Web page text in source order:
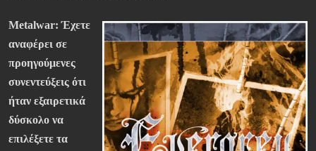
Metalwar: Έχετε
αναφέρει σε
προηγούμενες
συνεντεύξεις ότι
ήταν εξαιρετικά
δύσκολο να
επιλέξετε τα